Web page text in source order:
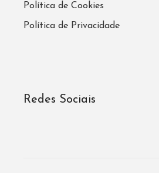
Política de Cookies
Política de Privacidade
Redes Sociais